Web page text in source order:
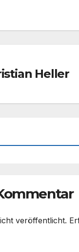
Heller
veröffentlicht.